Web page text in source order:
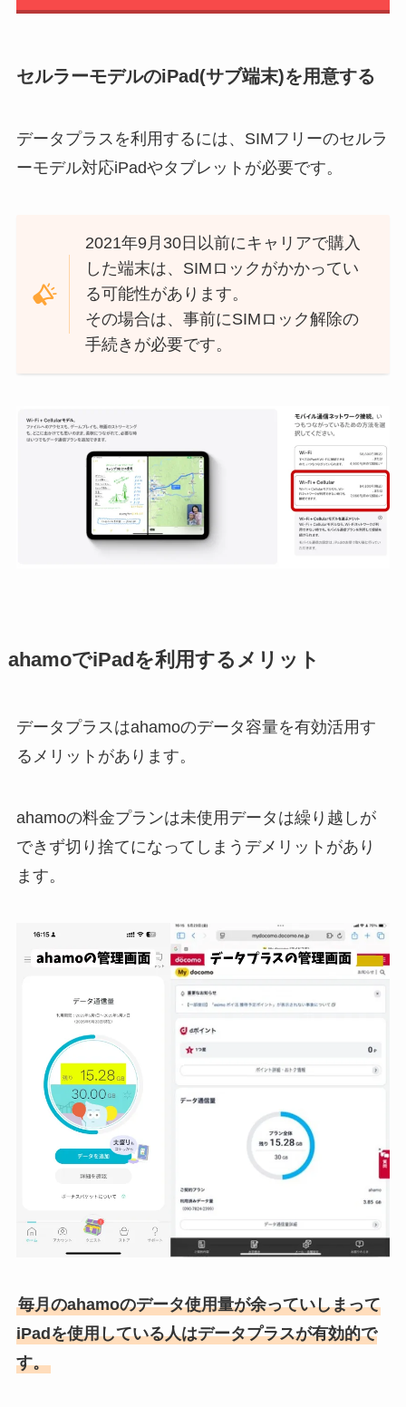
セルラーモデルのiPad(サブ端末)を用意する
データプラスを利用するには、SIMフリーのセルラ
ーモデル対応iPadやタブレットが必要です。
2021年9月30日以前にキャリアで購入
した端末は、SIMロックがかかってい
る可能性があります。
その場合は、事前にSIMロック解除の
手続きが必要です。
ahamoでiPadを利用するメリット
データプラスはahamoのデータ容量を有効活用す
るメリットがあります。
ahamoの料金プランは未使用データは繰り越しが
できず切り捨てになってしまうデメリットがあり
ます。
毎月のahamoのデータ使用量が余っていしまって
iPadを使用している人はデータプラスが有効的で
す。